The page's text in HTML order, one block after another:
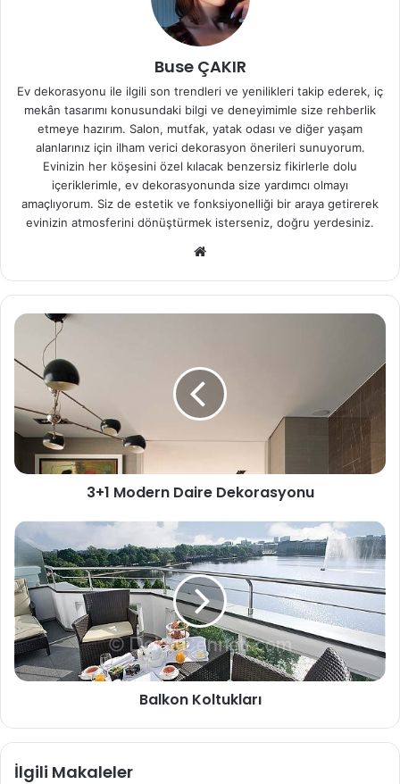
Buse ÇAKIR
Ev dekorasyonu ile ilgili son trendleri ve yenilikleri takip ederek, iç
mekân tasarımı konusundaki bilgi ve deneyimimle size rehberlik
etmeye hazırım. Salon, mutfak, yatak odası ve diğer yaşam
alanlarınız için ilham verici dekorasyon önerileri sunuyorum.
Evinizin her köşesini özel kılacak benzersiz fikirlerle dolu
içeriklerimle, ev dekorasyonunda size yardımcı olmayı
amaçlıyorum. Siz de estetik ve fonksiyonelliği bir araya getirerek
evinizin atmosferini dönüştürmek isterseniz, doğru yerdesiniz.
sit
esi
3+1 Modern Daire Dekorasyonu
Balkon Koltukları
İlgili Makaleler